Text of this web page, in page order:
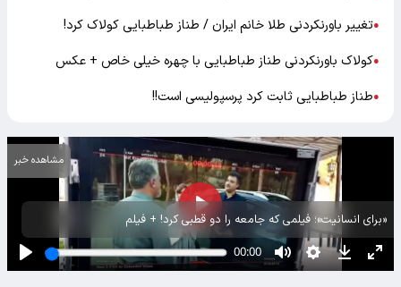
●تغییر باورنکردنی طلا خانم ایران / طناز طباطبایی کولاک کرد!
●کولاک باورنکردنی طناز طباطبایی با چهره خیلی خاص + عکس
●طناز طباطبایی ثابت کرد پرسپولیسی است!!
«برای انسانیت»؛ فیلمی که جامعه را دو قطبی کرد! + فیلم
مشاهده خبر